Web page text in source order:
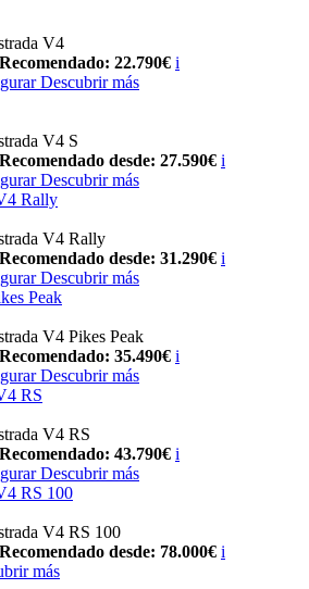
V4
22.790€ i
Descubrir más
V4 S
desde: 27.590€ i
Descubrir más
Rally
V4 Rally
desde: 31.290€ i
Descubrir más
Peak
V4 Pikes Peak
35.490€ i
Descubrir más
RS
V4 RS
43.790€ i
Descubrir más
RS 100
V4 RS 100
desde: 78.000€ i
más